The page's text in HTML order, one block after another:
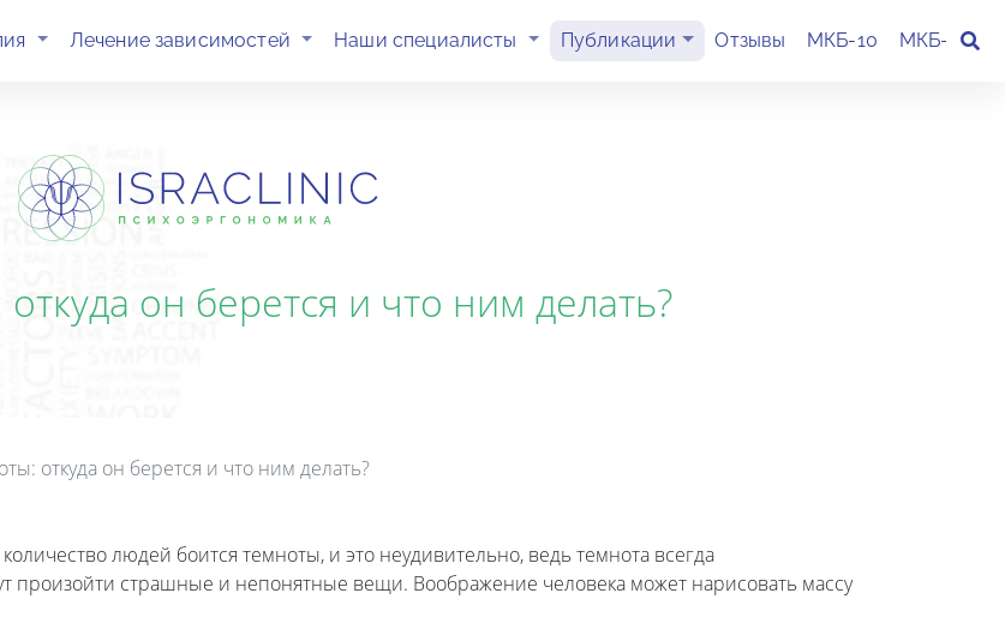
(current)Лечение зависимостей (current)Наши специалисты (current)Публикации Отзывы МКБ-10 МКБ-11
он берется и что ним делать?
откуда он берется и что ним делать?
людей боится темноты, и это неудивительно, ведь темнота всегда
произойти страшные и непонятные вещи. Воображение человека может нарисовать массу